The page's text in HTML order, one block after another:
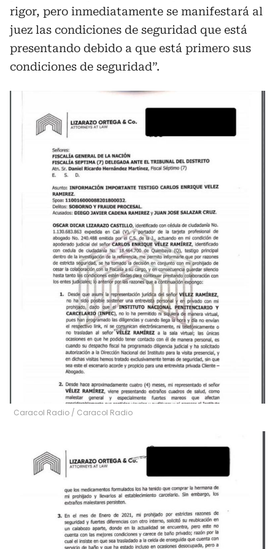
rigor, pero inmediatamente se manifestará al
juez las condiciones de seguridad que está
presentando debido a que está primero sus
condiciones de seguridad”.
Caracol Radio / Caracol Radio